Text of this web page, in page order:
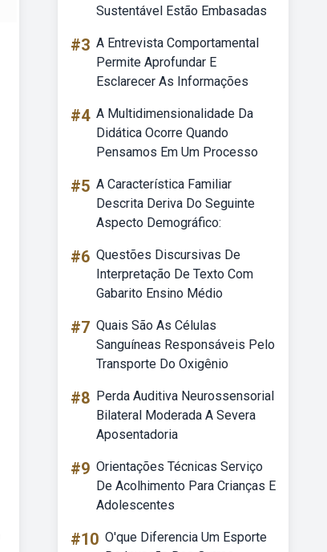
Sustentável Estão Embasadas
#3 A Entrevista Comportamental
Permite Aprofundar E
Esclarecer As Informações
#4 A Multidimensionalidade Da
Didática Ocorre Quando
Pensamos Em Um Processo
#5 A Característica Familiar
Descrita Deriva Do Seguinte
Aspecto Demográfico:
#6 Questões Discursivas De
Interpretação De Texto Com
Gabarito Ensino Médio
#7 Quais São As Células
Sanguíneas Responsáveis Pelo
Transporte Do Oxigênio
#8 Perda Auditiva Neurossensorial
Bilateral Moderada A Severa
Aposentadoria
#9 Orientações Técnicas Serviço
De Acolhimento Para Crianças E
Adolescentes
#10 O'que Diferencia Um Esporte